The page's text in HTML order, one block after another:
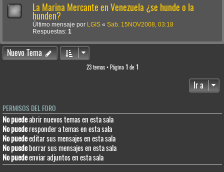
La Marina Mercante en Venezuela ¿se hunde o la
hunden?
Último mensaje por LGIS « Sab. 15NOV2008, 03:18
Respuestas: 1
Nuevo Tema
23 temas • Página 1 de 1
Ir a
PERMISOS DEL FORO
No puedeabrir nuevos temas en esta sala
No puederesponder a temas en esta sala
No puedeeditar sus mensajes en esta sala
No puedeborrar sus mensajes en esta sala
No puedeenviar adjuntos en esta sala